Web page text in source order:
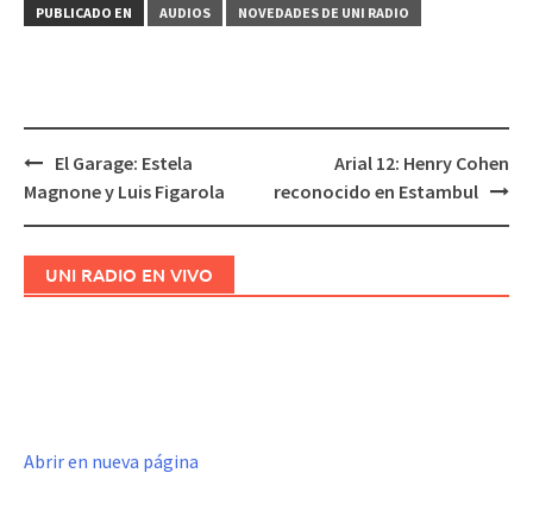
PUBLICADO EN AUDIOS NOVEDADES DE UNI RADIO
Navegación
El Garage: Estela
Magnone y Luis Figarola
Arial 12: Henry Cohen
reconocido en Estambul
UNI RADIO EN VIVO
Abrir en nueva página